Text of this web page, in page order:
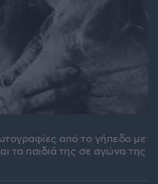
από το γήπεδο με
τα παιδιά της σε αγώνα της